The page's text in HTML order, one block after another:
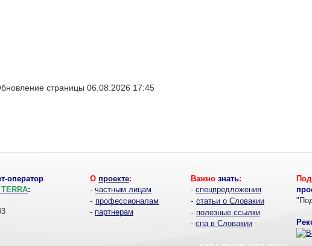
страницы 06.08.2026 17:45
оператор
:
О проекте:
- частным лицам
- профессионалам
- партнерам
Важно знать:
- спецпредложения
- статьи о Словакии
- полезные ссылки
- спа в Словакии